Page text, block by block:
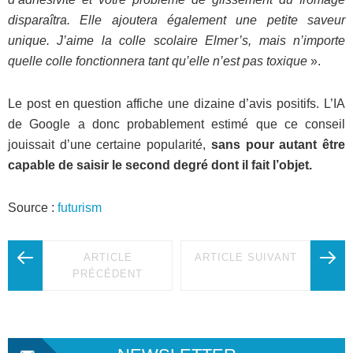
disparaîtra. Elle ajoutera également une petite saveur
unique. J’aime la colle scolaire Elmer’s, mais n’importe
quelle colle fonctionnera tant qu’elle n’est pas toxique ».
Le post en question affiche une dizaine d’avis positifs. L’IA
de Google a donc probablement estimé que ce conseil
jouissait d’une certaine popularité, sans pour autant être
capable de saisir le second degré dont il fait l’objet.
Source : futurism
ARTICLE
PRÉCÉDENT
ARTICLE SUIVANT